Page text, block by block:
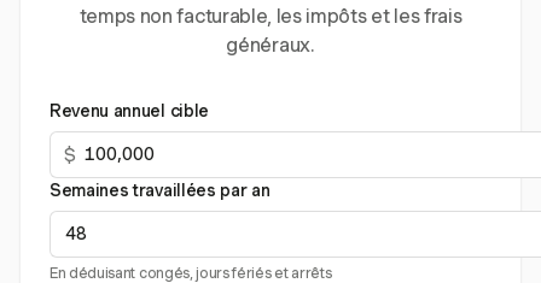
temps non facturable, les impôts et les frais
généraux.
Revenu annuel cible
$
Semaines travaillées par an
En déduisant congés, jours fériés et arrêts